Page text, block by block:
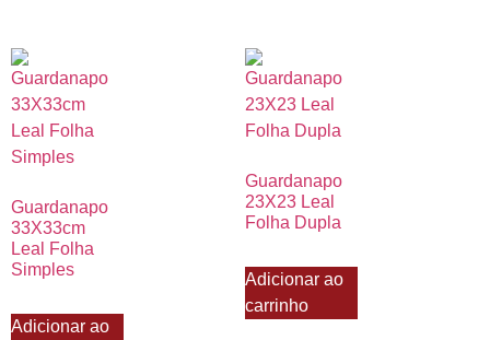
Guardanapo
33X33cm
Leal Folha
Simples
Adicionar ao
Guardanapo
23X23 Leal
Folha Dupla
Adicionar ao
carrinho